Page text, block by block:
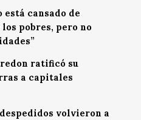
está cansado de
pobres, pero no
ratificó su
a capitales
volvieron a